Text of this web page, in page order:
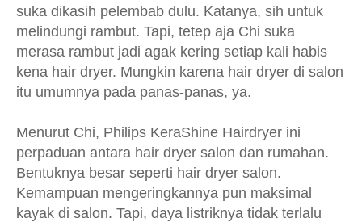
suka dikasih pelembab dulu. Katanya, sih untuk
melindungi rambut. Tapi, tetep aja Chi suka
merasa rambut jadi agak kering setiap kali habis
kena hair dryer. Mungkin karena hair dryer di salon
itu umumnya pada panas-panas, ya.
Menurut Chi, Philips KeraShine Hairdryer ini
perpaduan antara hair dryer salon dan rumahan.
Bentuknya besar seperti hair dryer salon.
Kemampuan mengeringkannya pun maksimal
kayak di salon. Tapi, daya listriknya tidak terlalu